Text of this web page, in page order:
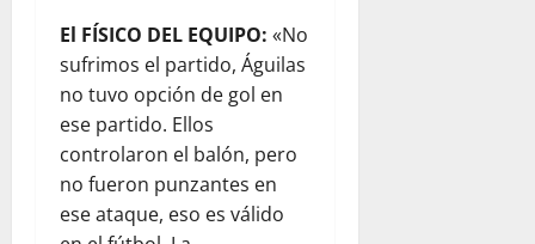
El FÍSICO DEL EQUIPO: «No
sufrimos el partido, Águilas
no tuvo opción de gol en
ese partido. Ellos
controlaron el balón, pero
no fueron punzantes en
ese ataque, eso es válido